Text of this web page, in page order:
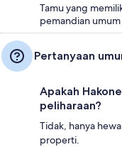
Tamu yang
pemandian
Pertanyaan
Apakah
peliharaan?
Tidak, hanya
properti.